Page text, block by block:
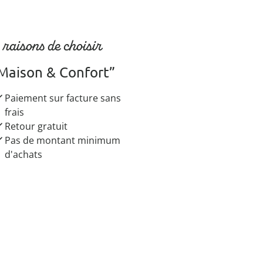
de choisir
& Confort”
Paiement sur facture sans
frais
Retour gratuit
Pas de montant minimum
d'achats